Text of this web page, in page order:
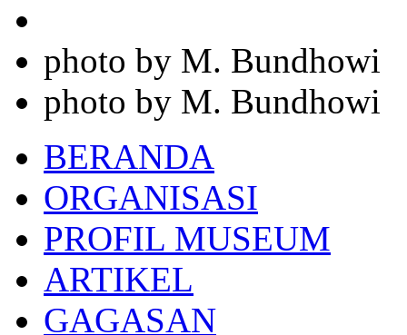
photo by M. Bundhowi
photo by M. Bundhowi
BERANDA
ORGANISASI
PROFIL MUSEUM
ARTIKEL
GAGASAN